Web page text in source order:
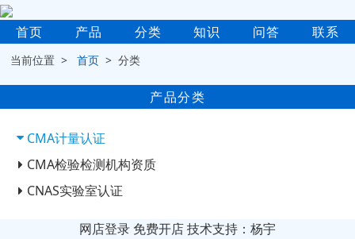
首页 产品 分类 知识 问答 联系
当前位置 >首页 > 分类
产品分类
CMA计量认证
CMA检验检测机构资质
CNAS实验室认证
网店登录 免费开店技术支持：杨宇